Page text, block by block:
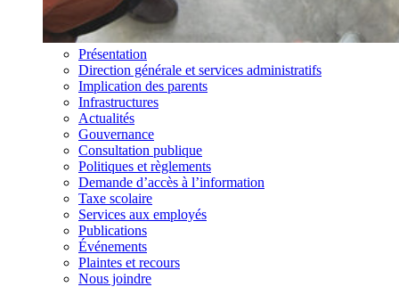
Présentation
Direction générale et services administratifs
Implication des parents
Infrastructures
Actualités
Gouvernance
Consultation publique
Politiques et règlements
Demande d’accès à l’information
Taxe scolaire
Services aux employés
Publications
Événements
Plaintes et recours
Nous joindre